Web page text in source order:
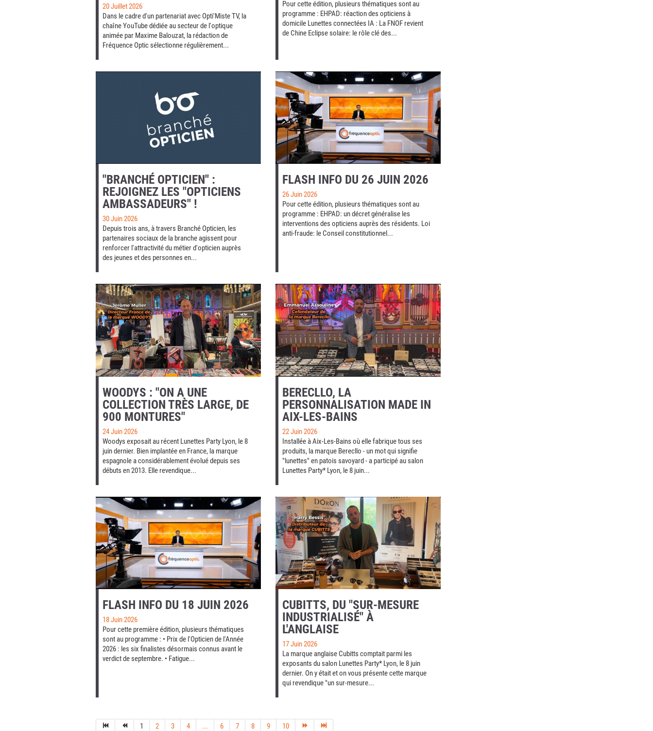
20 Juillet 2026
Dans le cadre d'un partenariat avec Opti'Miste TV, la
chaîne YouTube dédiée au secteur de l'optique
animée par Maxime Balouzat, la rédaction de
Fréquence Optic sélectionne régulièrement...
Pour cette édition, plusieurs thématiques sont au
programme : EHPAD: réaction des opticiens à
domicile Lunettes connectées IA : La FNOF revient
de Chine Eclipse solaire: le rôle clé des...
"BRANCHÉ OPTICIEN" :
REJOIGNEZ LES "OPTICIENS
AMBASSADEURS" !
30 Juin 2026
Depuis trois ans, à travers Branché Opticien, les
partenaires sociaux de la branche agissent pour
renforcer l'attractivité du métier d'opticien auprès
des jeunes et des personnes en...
FLASH INFO DU 26 JUIN 2026
26 Juin 2026
Pour cette édition, plusieurs thématiques sont au
programme : EHPAD: un décret généralise les
interventions des opticiens auprès des résidents. Loi
anti-fraude: le Conseil constitutionnel...
WOODYS : "ON A UNE
COLLECTION TRÈS LARGE, DE
900 MONTURES"
24 Juin 2026
Woodys exposait au récent Lunettes Party Lyon, le 8
juin dernier. Bien implantée en France, la marque
espagnole a considérablement évolué depuis ses
débuts en 2013. Elle revendique...
BERECLLO, LA
PERSONNALISATION MADE IN
AIX-LES-BAINS
22 Juin 2026
Installée à Aix-Les-Bains où elle fabrique tous ses
produits, la marque Berecllo - un mot qui signifie
"lunettes" en patois savoyard - a participé au salon
Lunettes Party* Lyon, le 8 juin...
FLASH INFO DU 18 JUIN 2026
18 Juin 2026
Pour cette première édition, plusieurs thématiques
sont au programme : • Prix de l'Opticien de l'Année
2026 : les six finalistes désormais connus avant le
verdict de septembre. • Fatigue...
CUBITTS, DU "SUR-MESURE
INDUSTRIALISÉ" À
L'ANGLAISE
17 Juin 2026
La marque anglaise Cubitts comptait parmi les
exposants du salon Lunettes Party* Lyon, le 8 juin
dernier. On y était et on vous présente cette marque
qui revendique "un sur-mesure...
1 2 3 4 ... 6 7 8 9 10